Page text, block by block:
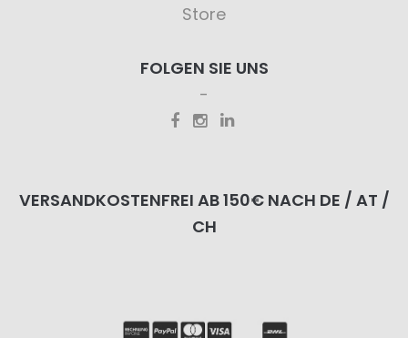
Store
FOLGEN SIE UNS
VERSANDKOSTENFREI AB 150€ NACH DE / AT /
CH